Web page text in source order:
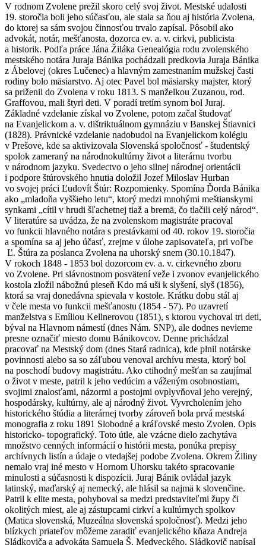
V rodnom Zvolene prežil skoro celý svoj život. Mestské udalosti
19. storočia boli jeho súčasťou, ale stala sa ňou aj história Zvolena,
do ktorej sa sám svojou činnosťou trvalo zapísal. Pôsobil ako
advokát, notár, mešťanosta, dozorca ev. a. v. cirkvi, publicista
a historik. Podľa práce Jána Žiláka Genealógia rodu zvolenského
mestského notára Juraja Bánika pochádzali predkovia Juraja Bánika
z Ábelovej (okres Lučenec) a hlavným zamestnaním mužskej časti
rodiny bolo mäsiarstvo. Aj otec Pavel bol mäsiarsky majster, ktorý
sa priženil do Zvolena v roku 1813. S manželkou Zuzanou, rod.
Graffovou, mali štyri deti. V poradí tretím synom bol Juraj.
Základné vzdelanie získal vo Zvolene, potom začal študovať
na Evanjelickom a. v. dištriktuálnom gymnáziu v Banskej Štiavnici
(1828). Právnické vzdelanie nadobudol na Evanjelickom kolégiu
v Prešove, kde sa aktivizovala Slovenská spoločnosť - študentský
spolok zameraný na národnokultúrny život a literárnu tvorbu
v národnom jazyku. Svedectvo o jeho silnej národnej orientácii
i podpore štúrovského hnutia doložil Jozef Miloslav Hurban
vo svojej práci Ľudovít Štúr: Rozpomienky. Spomína Ďorda Bánika
ako „mladoňa vyššieho letu“, ktorý medzi mnohými meštianskymi
synkami „cítil v hrudi šľachetnej tiaž a bremä, čo tlačili celý národ“.
V literatúre sa uvádza, že na zvolenskom magistráte pracoval
vo funkcii hlavného notára s prestávkami od 40. rokov 19. storočia
a spomína sa aj jeho účasť, zrejme v úlohe zapisovateľa, pri voľbe
Ľ. Štúra za poslanca Zvolena na uhorský snem (30.10.1847).
V rokoch 1848 - 1853 bol dozorcom ev. a. v. cirkevného zboru
vo Zvolene. Pri slávnostnom posvätení veže i zvonov evanjelického
kostola zložil nábožnú pieseň Kdo má uši k slyšení, slyš (1856),
ktorá sa vraj donedávna spievala v kostole. Krátku dobu stál aj
v čele mesta vo funkcii mešťanostu (1854 - 57). Po uzavretí
manželstva s Emíliou Kellnerovou (1851), s ktorou vychoval tri deti,
býval na Hlavnom námestí (dnes Nám. SNP), ale dodnes nevieme
presne označiť miesto domu Bánikovcov. Denne prichádzal
pracovať na Mestský dom (dnes Stará radnica), kde plnil notárske
povinnosti alebo sa so záľubou venoval archívu mesta, ktorý bol
na poschodí budovy magistrátu. Ako ctihodný mešťan sa zaujímal
o život v meste, patril k jeho vedúcim a váženým osobnostiam,
svojimi znalosťami, názormi a postojmi ovplyvňoval jeho verejný,
hospodársky, kultúrny, ale aj národný život. Vyvrcholením jeho
historického štúdia a literárnej tvorby zároveň bola prvá mestská
monografia z roku 1891 Slobodné a kráľovské mesto Zvolen. Opis
historicko- topografický. Toto útle, ale vzácne dielo zachytáva
množstvo cenných informácií o histórii mesta, ponúka prepisy
archívnych listín a údaje o vtedajšej podobe Zvolena. Okrem Žiliny
nemalo vraj iné mesto v Hornom Uhorsku takéto spracovanie
minulosti a súčasnosti k dispozícii. Juraj Bánik ovládal jazyk
latinský, maďarský aj nemecký, ale hlásil sa najmä k slovenčine.
Patril k elite mesta, pohyboval sa medzi predstaviteľmi župy či
okolitých miest, ale aj zástupcami cirkví a kultúrnych spolkov
(Matica slovenská, Muzeálna slovenská spoločnosť). Medzi jeho
blízkych priateľov môžeme zaradiť evanjelického kňaza Andreja
Sládkoviča a advokáta Samuela Š. Medveckého. Sládkovič napísal